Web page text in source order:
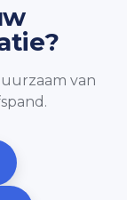
van